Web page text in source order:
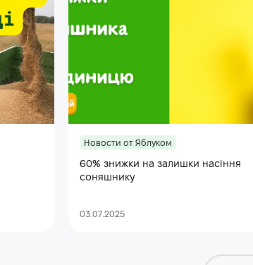
Новости от Яблуком
60% знижки на залишки насіння
соняшнику
03.07.2025